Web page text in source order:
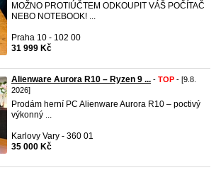
MOŽNO PROTIÚČTEM ODKOUPIT VÁŠ POČÍTAČ
NEBO NOTEBOOK! ...
Praha 10 - 102 00
31 999 Kč
Alienware Aurora R10 – Ryzen 9 ... - TOP - [9.8.
2026]
Prodám herní PC Alienware Aurora R10 – poctivý
výkonný ...
Karlovy Vary - 360 01
35 000 Kč